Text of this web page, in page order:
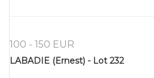
100 - 150 EUR
LABADIE (Ernest) - Lot 232